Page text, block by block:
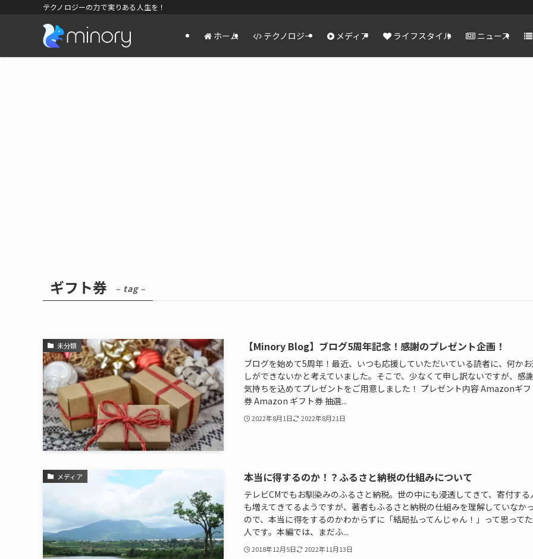
テクノロジーの力で実りある人生を！
ホーム テクノロジー メディア ライフスタイル ニュース
ギフト券 – tag –
未分類 【Minory Blog】ブログ5周年記念！感謝のプレゼント企画！
ブログを始めて5周年！最近、いつも応援していただいている読者に、何か
しができないかと考えていました。そこで、少なくて申し訳ないですが、感
気持ちを込めてプレゼントをご用意しました！ プレゼント内容 Amazonギフ
券 Amazon ギフト券 抽選...
2022年8月1日 2022年8月21日
メディア 本当に得するのか！？ふるさと納税の仕組みについて
テレビCMでもお馴染みのふるさと納税。世の中にも浸透してきて、寄付する
も増えてきてるようですが、著者もふるさと納税の仕組みを理解していなか
ので、本当に得をするのかわからずに「結局払ってんじゃん！」って思って
人です。本編では、まだふ...
2018年12月5日 2022年11月13日